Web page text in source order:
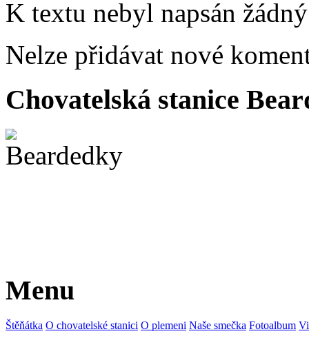
K textu nebyl napsán
Nelze přidávat nové
Chovatelská stanice
Menu
Štěňátka O chovatelské stanici O plemeni Naše smečka Fotoalbum